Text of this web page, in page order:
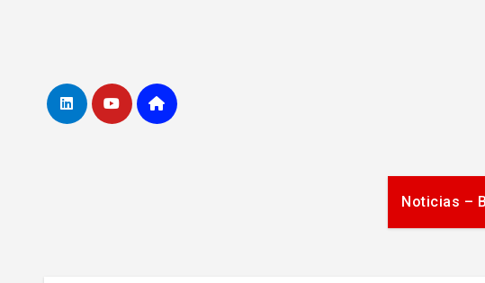
Noticias –